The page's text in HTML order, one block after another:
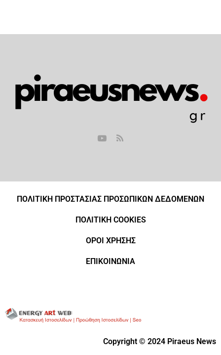
ΠΟΛΙΤΙΚΗ ΠΡΟΣΤΑΣΙΑΣ ΠΡΟΣΩΠΙΚΩΝ ΔΕΔΟΜΕΝΩΝ
ΠΟΛΙΤΙΚΗ COOKIES
ΟΡΟΙ ΧΡΗΣΗΣ
ΕΠΙΚΟΙΝΩΝΙΑ
Copyright © 2024 Piraeus News